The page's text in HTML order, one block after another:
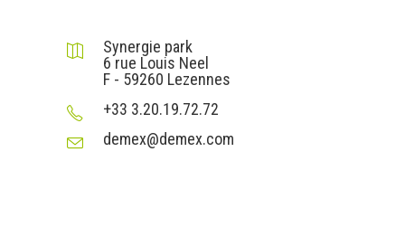
Synergie park
6 rue Louis Neel
F - 59260 Lezennes
+33 3.20.19.72.72
demex@demex.com